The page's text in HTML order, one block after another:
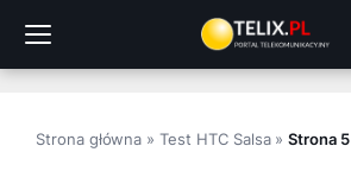
treści
Strona główna »Test HTC Salsa»Strona 5